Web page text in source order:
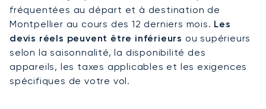
irréprochable, vous laissant libre de vous
concentrer sur l'essentiel.
fréquentées au départ et à destination de
Montpellier au cours des 12 derniers mois. Les
devis réels peuvent être inférieurs ou supérieurs
selon la saisonnalité, la disponibilité des
appareils, les taxes applicables et les exigences
spécifiques de votre vol.